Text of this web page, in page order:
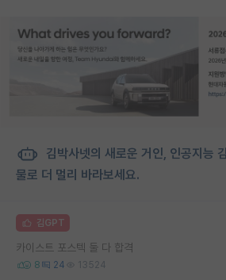
김박사넷의 새로운 거인, 인공지능
물로 더 멀리 바라보세요.
김GPT
카이스트 포스텍 둘 다 합격
8 24 13524